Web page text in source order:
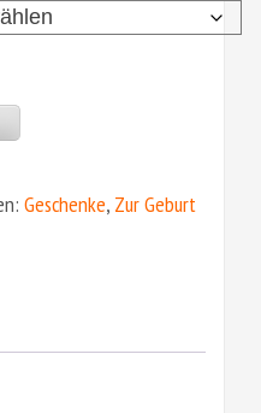
Geschenke, Zur Geburt